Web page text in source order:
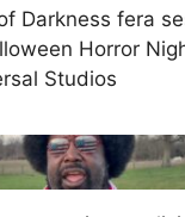
Darkness fera
Horror
Studios